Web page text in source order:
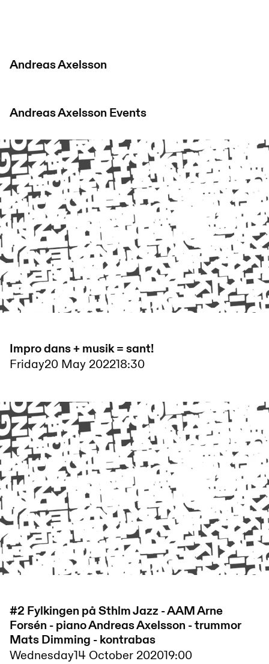
Andreas Axelsson
Andreas Axelsson Events
Impro dans + musik = sant!
Friday20 May 202218:30
#2 Fylkingen på Sthlm Jazz - AAM Arne
Forsén - piano Andreas Axelsson - trummor
Mats Dimming - kontrabas
Wednesday14 October 202019:00